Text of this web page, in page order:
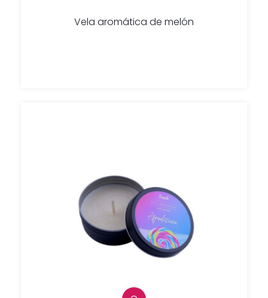
Vela aromática de melón